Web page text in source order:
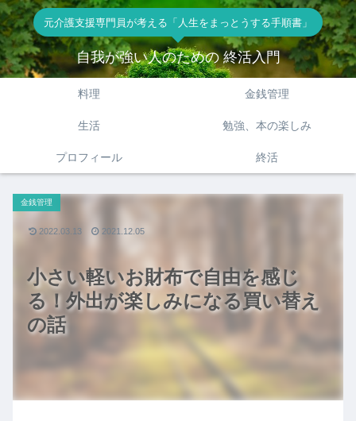
元介護支援専門員が考える「人生をまっとうする手順書」
自我が強い人のための 終活入門
料理 金銭管理
生活 勉強、本の楽しみ
プロフィール 終活
小さい軽いお財布で自由を感じ
る！外出が楽しみになる買い替え
の話
金銭管理
2022.03.13 2021.12.05